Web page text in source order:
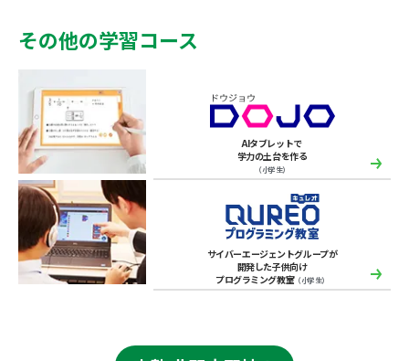
その他の学習コース
AIタブレットで
学力の土台を作る
（小学生）
サイバーエージェントグループが
開発した子供向け
プログラミング教室（小学生）